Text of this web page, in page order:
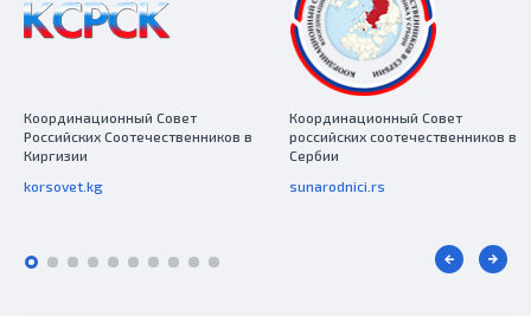
Координационный Совет
Российских Соотечественников в
Киргизии
korsovet.kg
Координационный Совет
российских соотечественников в
Сербии
sunarodnici.rs